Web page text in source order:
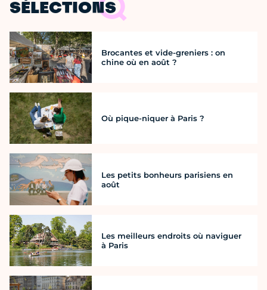
SÉLECTIONS
Brocantes et vide-greniers : on
chine où en août ?
Où pique-niquer à Paris ?
Les petits bonheurs parisiens en
août
Les meilleurs endroits où naviguer
à Paris